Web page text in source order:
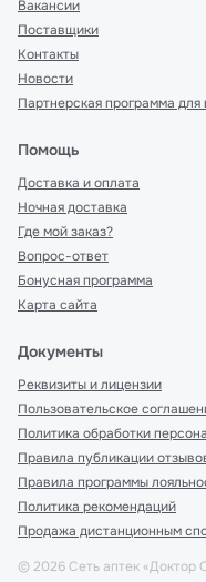
Вакансии
Поставщики
Контакты
Новости
Партнерская программа
Помощь
Доставка и оплата
Ночная доставка
Где мой заказ?
Вопрос-ответ
Бонусная программа
Карта сайта
Документы
Реквизиты и лицензии
Пользовательское
Политика обработки
Правила публикации
Правила программы
Политика рекомендаций
Продажа дистанционным
© 2026 Сеть аптек